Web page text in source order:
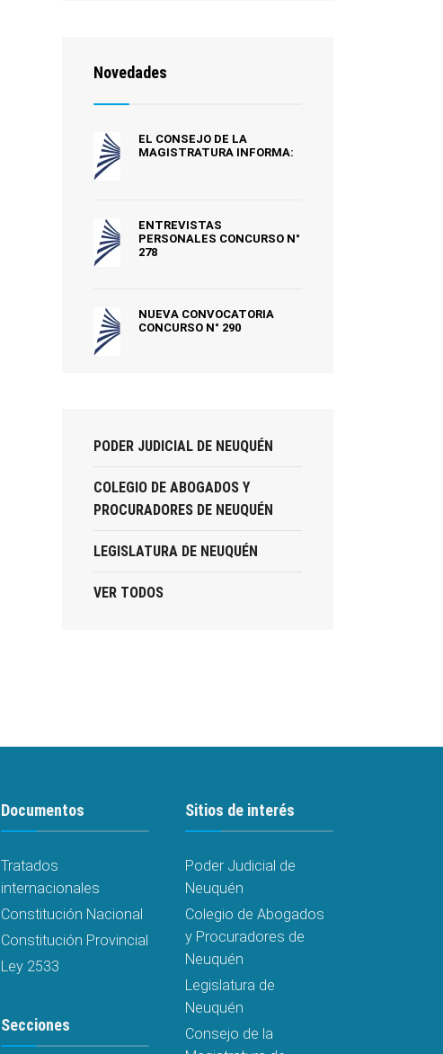
Novedades
EL CONSEJO DE LA
MAGISTRATURA INFORMA:
ENTREVISTAS
PERSONALES CONCURSO N°
278
NUEVA CONVOCATORIA
CONCURSO N° 290
PODER JUDICIAL DE NEUQUÉN
COLEGIO DE ABOGADOS Y
PROCURADORES DE NEUQUÉN
LEGISLATURA DE NEUQUÉN
VER TODOS
Documentos
Tratados
internacionales
Constitución Nacional
Constitución Provincial
Ley 2533
Secciones
Sitios de interés
Poder Judicial de
Neuquén
Colegio de Abogados
y Procuradores de
Neuquén
Legislatura de
Neuquén
Consejo de la